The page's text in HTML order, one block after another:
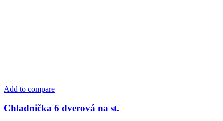
Add to compare
Chladnička 6 dverová na st.